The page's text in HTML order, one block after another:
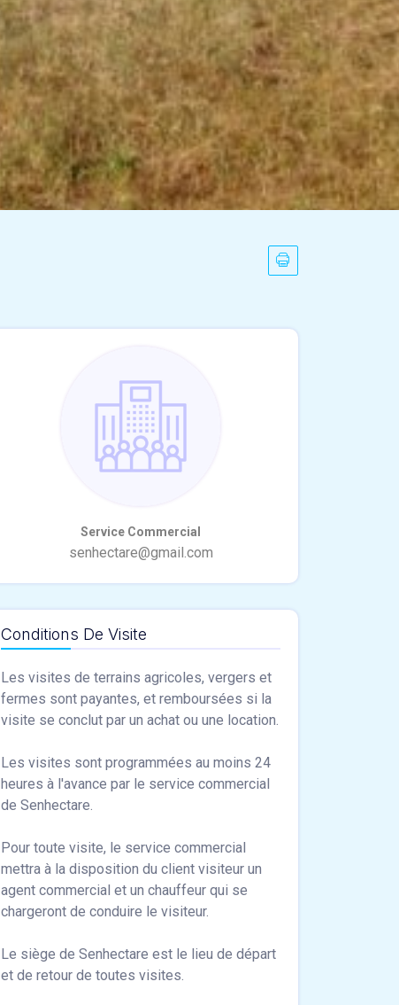
Conditions De Visite
Les visites de terrains agricoles, vergers et
fermes sont payantes, et remboursées si la
visite se conclut par un achat ou une location.
Les visites sont programmées au moins 24
heures à l'avance par le service commercial
de Senhectare.
Pour toute visite, le service commercial
mettra à la disposition du client visiteur un
agent commercial et un chauffeur qui se
chargeront de conduire le visiteur.
Le siège de Senhectare est le lieu de départ
et de retour de toutes visites.